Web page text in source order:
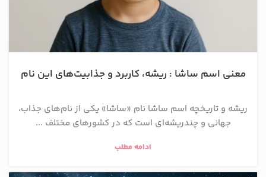
معنی اسم ساشا : ریشه، کاربرد و جذابیت‌های این نام
ریشه و تاریخچه اسم ساشا نام «ساشا» یکی از نام‌های جذاب،
جهانی و چندریشه‌ای است که در کشورهای مختلف ...
ادامه مطلب